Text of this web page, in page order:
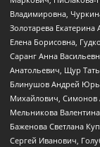
Владимировна,
Золотарева
Елена Борисовна,
Саранг Анна
Анатольевич, Щур
Блинушов Андрей
Михайлович, Симонов
Мельникова
Баженова Светлана
Сергей Иванович,